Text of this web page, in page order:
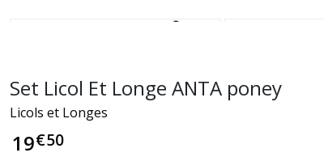
Set Licol Et Longe ANTA poney
Licols et Longes
19€50